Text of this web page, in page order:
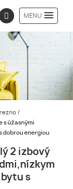
MENU
/
s úžasnými
dobrou energiou
2 izbový
s